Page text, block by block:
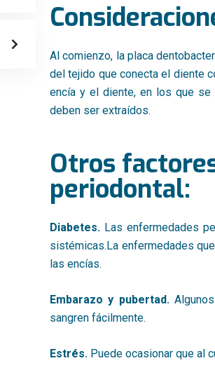
Al comienzo, la placa
del tejido que conecta el diente
encía y el diente, en los que se
deben ser extraídos.
Otros
periodontal:
Diabetes. Las enfermedades
sistémicas.La enfermedades
las encías.
Embarazo y pubertad.
sangren fácilmente.
Estrés. Puede ocasionar que al